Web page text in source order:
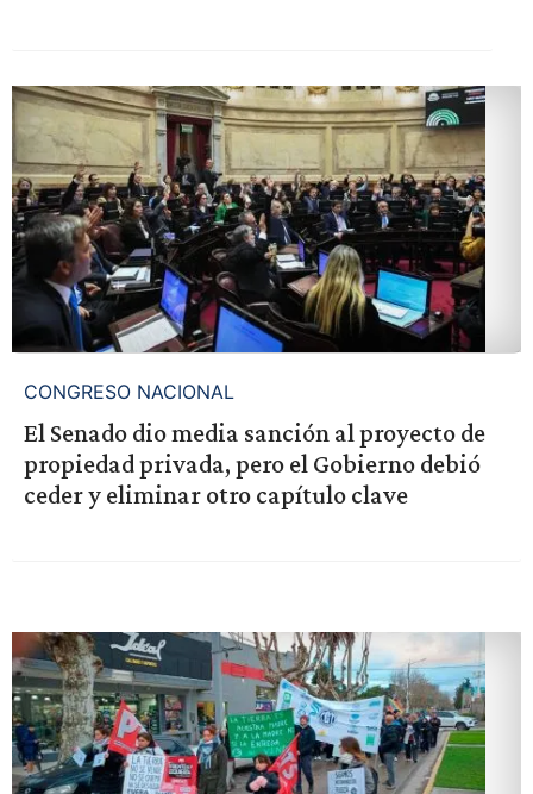
CONGRESO NACIONAL
El Senado dio media sanción al proyecto de
propiedad privada, pero el Gobierno debió
ceder y eliminar otro capítulo clave